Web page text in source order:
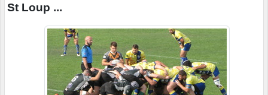
St Loup ...